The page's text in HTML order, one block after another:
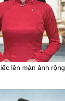
lên màn ảnh rộng